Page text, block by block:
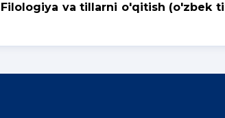
(o'zbek tili)